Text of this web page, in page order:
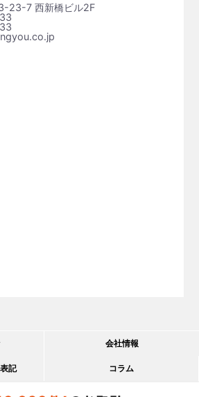
23-7 西新橋ビル2F
会社情報
記 コラム